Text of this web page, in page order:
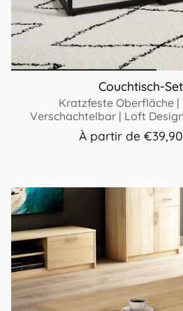
Couchtisch-
Kratzfeste Oberfläche |
Verschachtelbar | Loft
À partir de €39,90